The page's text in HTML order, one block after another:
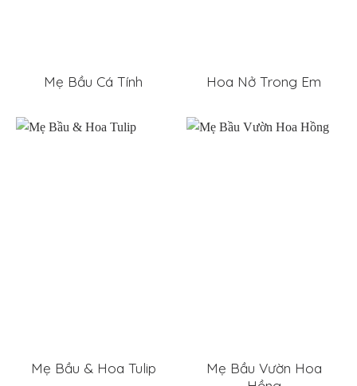
Mẹ Bầu Cá Tính Hoa Nở Trong Em
Mẹ Bầu & Hoa Tulip
Mẹ Bầu Vườn Hoa